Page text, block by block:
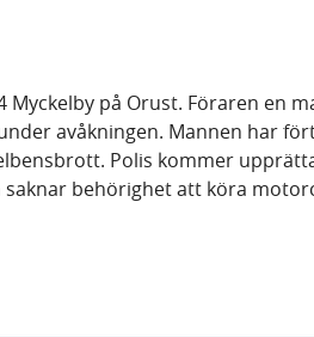
på Orust. Föraren en
avåkningen. Mannen har
Polis kommer
behörighet att köra